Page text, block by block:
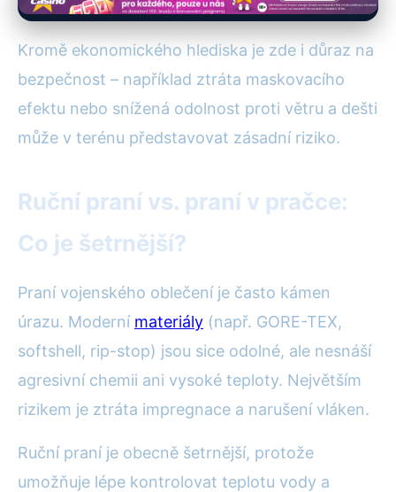
Kromě ekonomického hlediska je zde i důraz na
bezpečnost – například ztráta maskovacího
efektu nebo snížená odolnost proti větru a dešti
může v terénu představovat zásadní riziko.
Ruční praní vs. praní v pračce:
Co je šetrnější?
Praní vojenského oblečení je často kámen
úrazu. Moderní materiály (např. GORE-TEX,
softshell, rip-stop) jsou sice odolné, ale nesnáší
agresivní chemii ani vysoké teploty. Největším
rizikem je ztráta impregnace a narušení vláken.
Ruční praní je obecně šetrnější, protože
umožňuje lépe kontrolovat teplotu vody a